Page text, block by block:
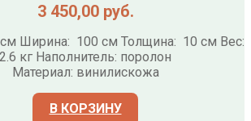
3 450,00 руб.
Ширина: 100 см Толщина: 10 см Вес:
2.6 кг Наполнитель: поролон
Материал: винилискожа
В КОРЗИНУ